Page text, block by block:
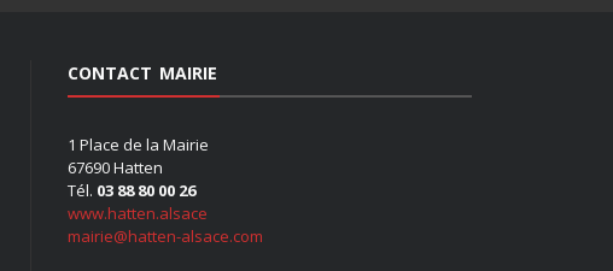
CONTACT MAIRIE
1 Place de la Mairie
67690 Hatten
Tél. 03 88 80 00 26
www.hatten.alsace
mairie@hatten-alsace.com